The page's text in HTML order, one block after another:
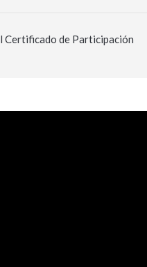
Certificado de Participación